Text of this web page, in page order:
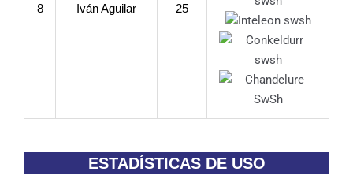
8 Iván Aguilar 25
ESTADÍSTICAS DE USO